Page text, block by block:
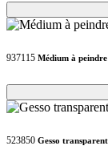
Loading...
Loading...
937115 Médium à
Loading...
Loading...
523850 Gesso